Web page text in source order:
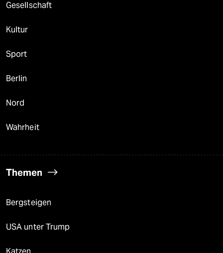
Gesellschaft
Kultur
Sport
Berlin
Nord
Wahrheit
Themen
Bergsteigen
USA unter Trump